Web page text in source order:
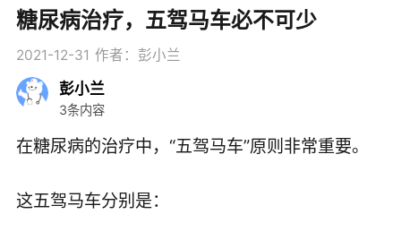
糖尿病治疗，五驾马车必不可少
2021-12-31 作者：彭小兰
彭小兰
3条内容
在糖尿病的治疗中，“五驾马车”原则非常重要。
这五驾马车分别是：